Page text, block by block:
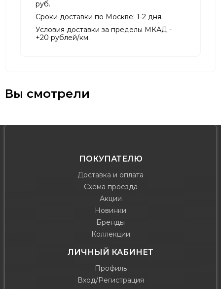
руб.
Сроки доставки по Москве: 1-2 дня.
Условия доставки за пределы МКАД -
+20 рублей/км.
Вы смотрели
ПОКУПАТЕЛЮ
Доставка и оплата
Схема проезда
Акции
Новинки
Бренды
Коллекции
ЛИЧНЫЙ КАБИНЕТ
Профиль
Вход/Регистрация